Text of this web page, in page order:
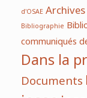
d'OSAE
Bibliographie
communiqués
Dans la
Documents